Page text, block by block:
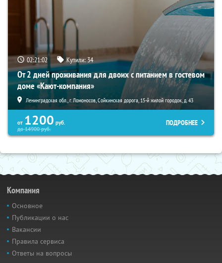
02:21:01 Купили:34
От 2 дней проживания для двоих с питанием в гостевом
доме «Кают-компания»
Ленинградская обл., г. Ломоносов, Сойкинская дорога, 15-й жилой городок, д. 43
от 1200 руб.
до14900руб.
ПОДРОБНЕЕ
Компания
Основное
Публикации о нас
Вакансии
Правила сервиса
Ответы на вопросы